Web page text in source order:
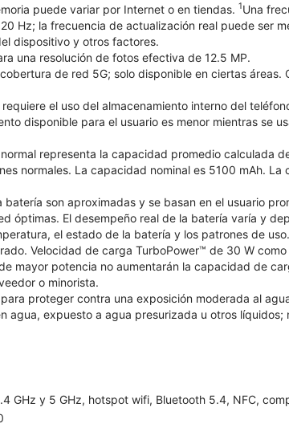
puede variar por Internet o en tiendas. 1Una
Hz; la frecuencia de actualización real puede ser
dispositivo y otros factores.
una resolución de fotos efectiva de 12.5 MP.
de red 5G; solo disponible en ciertas
el uso del almacenamiento interno del
disponible para el usuario es menor mientras se
representa la capacidad promedio calculada
normales. La capacidad nominal es 5100 mAh.
son aproximadas y se basan en el usuario
óptimas. El desempeño real de la batería varía y
el estado de la batería y los patrones de uso.
Velocidad de carga TurboPower™ de 30 W
mayor potencia no aumentarán la capacidad de
o minorista.
proteger contra una exposición moderada al
agua, expuesto a agua presurizada u otros líquidos;
GHz y 5 GHz, hotspot wifi, Bluetooth 5.4, NFC,